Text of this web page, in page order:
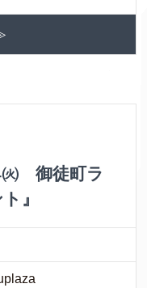
㈫ 御徒町ラ
』